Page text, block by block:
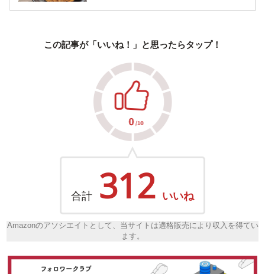
この記事が「いいね！」と思ったらタップ！
合計 312 いいね
Amazonのアソシエイトとして、当サイトは適格販売により収入を得てい
ます。